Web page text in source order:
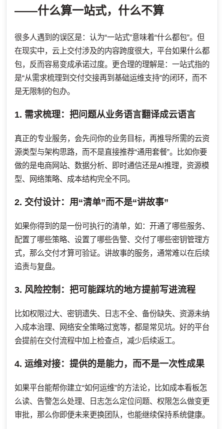
——什么算一站式，什么不算
很多人遇到的误区是：认为“一站式”意味着“什么都包”。但
在现实中，云上交付涉及的内容跨度很大，平台如果什么都
包，反而容易变成承诺过度。更合理的理解是：一站式指的
是“从需求梳理到交付交接再到基础运维支持”的闭环，而不
是无限制的包办。
1. 需求梳理：把问题从业务语言翻译成云语言
真正的专业服务，会先问你的业务目标，再推导所需的云资
源类型与架构思路，而不是直接推荐“通用套餐”。比如你要
做的是电商网站、数据分析、即时通信还是AI推理，资源模
型、网络策略、成本结构完全不同。
2. 交付设计：用“清单”而不是“讲故事”
如果你得到的是一份可执行的清单，如：开通了哪些服务、
配置了哪些策略、设置了哪些告警、交付了哪些密钥管理方
式，那么交付才算可验证。讲故事的服务，通常难以在后续
追责与复盘。
3. 风险控制：把可能踩坑的地方提前写进流程
比如权限过大、密钥遗失、日志不全、备份缺失、资源未纳
入成本治理、网络安全策略过宽等，都是常见坑。好的平台
会提前在交付流程中加上检查点，减少后续返工。
4. 运维对接：提供的是能力，而不是一次性成果
如果平台能帮你建立“如何运维”的方法论，比如成本看板怎
么读、告警怎么处理、日志怎么定位问题、权限怎么做变更
审批，那么你即便未来更换团队，也能继续保持系统健康。